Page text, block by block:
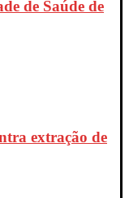
de Saúde de
extração de